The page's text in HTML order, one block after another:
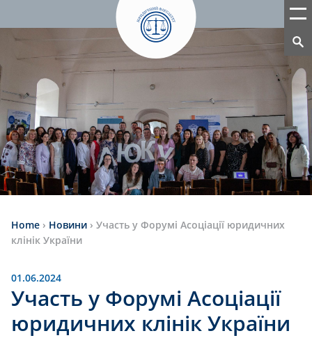
Home › Новини › Участь у Форумі Асоціації юридичних
клінік України
01.06.2024
Участь у Форумі Асоціації
юридичних клінік України